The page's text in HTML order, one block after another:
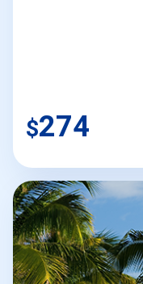
$274